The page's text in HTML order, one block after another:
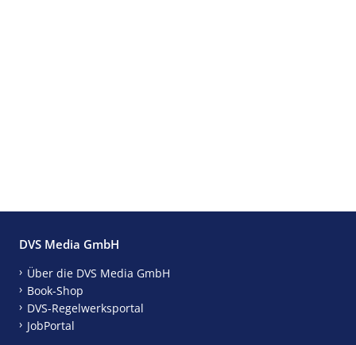
DVS Media GmbH
Über die DVS Media GmbH
Book-Shop
DVS-Regelwerksportal
JobPortal